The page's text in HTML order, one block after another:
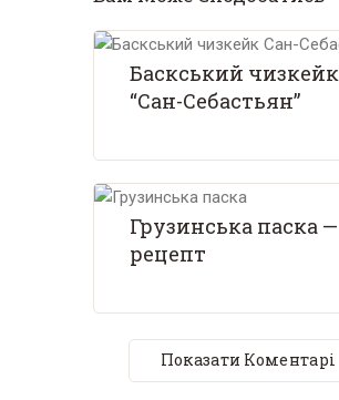
Баскський чизкейк
“Сан-Себастьян”
Грузинська паска —
рецепт
Показати Коментарі